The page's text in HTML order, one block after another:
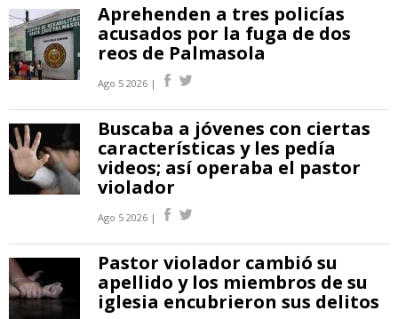
Aprehenden a tres policías
acusados por la fuga de dos
reos de Palmasola
Ago 5 2026 |
Buscaba a jóvenes con ciertas
características y les pedía
videos; así operaba el pastor
violador
Ago 5 2026 |
Pastor violador cambió su
apellido y los miembros de su
iglesia encubrieron sus delitos